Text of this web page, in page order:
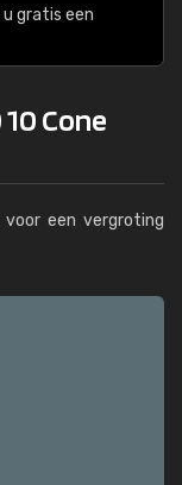
gratis een
Cone
voor een vergroting